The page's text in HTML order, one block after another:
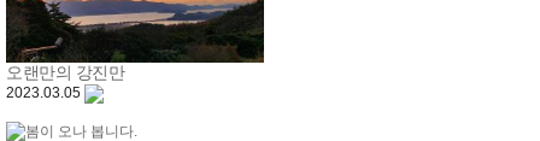
오랜만의 강진만
2023.03.05